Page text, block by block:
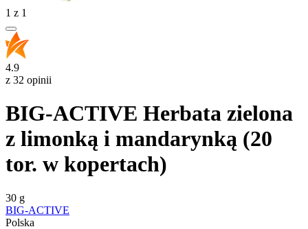
1 z 1
4.9
z 32 opinii
BIG-ACTIVE Herbata zielona
z limonką i mandarynką (20
tor. w kopertach)
30 g
BIG-ACTIVE
Polska